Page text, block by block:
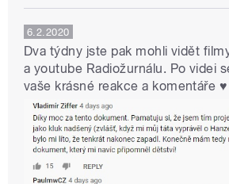
6.2.2020
Dva týdny jste pak mohli vidět
a youtube Radiožurnálu. Po videi
vaše krásné reakce a komentáře ♥